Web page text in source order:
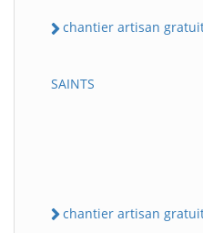
chantier artisan gratuit
SAINTS
chantier artisan